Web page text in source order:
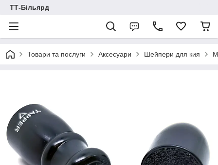
ТТ-Більярд
Товари та послуги Аксесуари Шейпери для кия